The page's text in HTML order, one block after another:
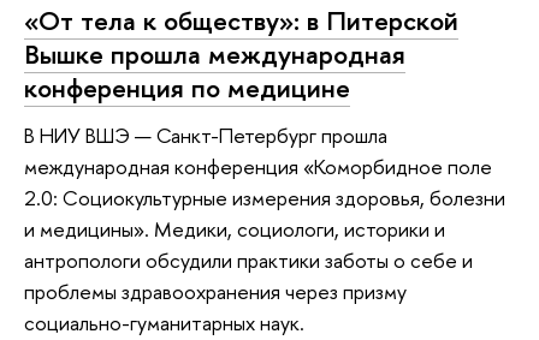
«От тела к обществу»: в Питерской
Вышке прошла международная
конференция по медицине
В НИУ ВШЭ — Санкт-Петербург прошла
международная конференция «Коморбидное поле
2.0: Социокультурные измерения здоровья, болезни
и медицины». Медики, социологи, историки и
антропологи обсудили практики заботы о себе и
проблемы здравоохранения через призму
социально-гуманитарных наук.